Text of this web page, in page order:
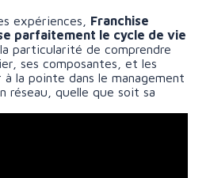
expériences, Franchise
parfaitement le cycle de vie
la particularité de comprendre
ses composantes, et les
la pointe dans le management
réseau, quelle que soit sa